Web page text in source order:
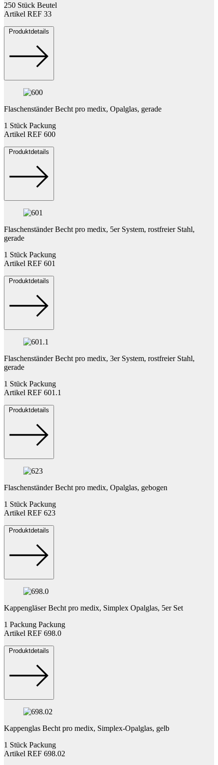
250 Stück Beutel
Artikel REF 33
Produktdetails
Flaschenständer Becht pro medix, Opalglas, gerade
1 Stück Packung
Artikel REF 600
Produktdetails
Flaschenständer Becht pro medix, 5er System, rostfreier Stahl,
gerade
1 Stück Packung
Artikel REF 601
Produktdetails
Flaschenständer Becht pro medix, 3er System, rostfreier Stahl,
gerade
1 Stück Packung
Artikel REF 601.1
Produktdetails
Flaschenständer Becht pro medix, Opalglas, gebogen
1 Stück Packung
Artikel REF 623
Produktdetails
Kappengläser Becht pro medix, Simplex Opalglas, 5er Set
1 Packung Packung
Artikel REF 698.0
Produktdetails
Kappenglas Becht pro medix, Simplex-Opalglas, gelb
1 Stück Packung
Artikel REF 698.02